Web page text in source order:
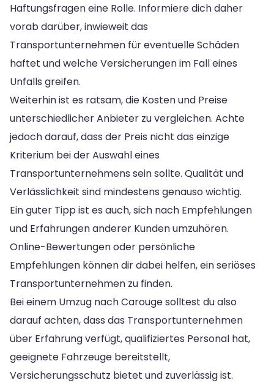
Haftungsfragen eine Rolle. Informiere dich daher
vorab darüber, inwieweit das
Transportunternehmen für eventuelle Schäden
haftet und welche Versicherungen im Fall eines
Unfalls greifen.
Weiterhin ist es ratsam, die Kosten und Preise
unterschiedlicher Anbieter zu vergleichen. Achte
jedoch darauf, dass der Preis nicht das einzige
Kriterium bei der Auswahl eines
Transportunternehmens sein sollte. Qualität und
Verlässlichkeit sind mindestens genauso wichtig.
Ein guter Tipp ist es auch, sich nach Empfehlungen
und Erfahrungen anderer Kunden umzuhören.
Online-Bewertungen oder persönliche
Empfehlungen können dir dabei helfen, ein seriöses
Transportunternehmen zu finden.
Bei einem Umzug nach Carouge solltest du also
darauf achten, dass das Transportunternehmen
über Erfahrung verfügt, qualifiziertes Personal hat,
geeignete Fahrzeuge bereitstellt,
Versicherungsschutz bietet und zuverlässig ist.